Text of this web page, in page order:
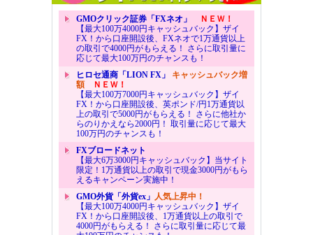
GMOクリック証券「FXネオ」
ＮＥＷ！
【最大100万4000円キャッシュバック】ザイ
FX！から口座開設後、FXネオで1万通貨以上
の取引で4000円がもらえる！ さらに取引量に
応じて最大100万円のチャンスも！
ヒロセ通商「LION FX」 キャッシュバック増
額ＮＥＷ！
【最大100万7000円キャッシュバック】ザイ
FX！から口座開設後、英ポンド/円1万通貨以
上の取引で5000円がもらえる！ さらに他社か
らのりかえなら2000円！ 取引量に応じて最大
100万円のチャンスも！
FXブロードネット
【最大6万3000円キャッシュバック】当サイト
限定！1万通貨以上の取引で現金3000円がもら
えるキャンペーン実施中！
GMO外貨「外貨ex」 人気上昇中！
【最大100万4000円キャッシュバック】ザイ
FX！から口座開設後、1万通貨以上の取引で
4000円がもらえる！ さらに取引量に応じて最